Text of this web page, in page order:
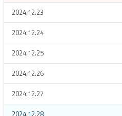
2024.12.23
2024.12.24
2024.12.25
2024.12.26
2024.12.27
2024.12.28